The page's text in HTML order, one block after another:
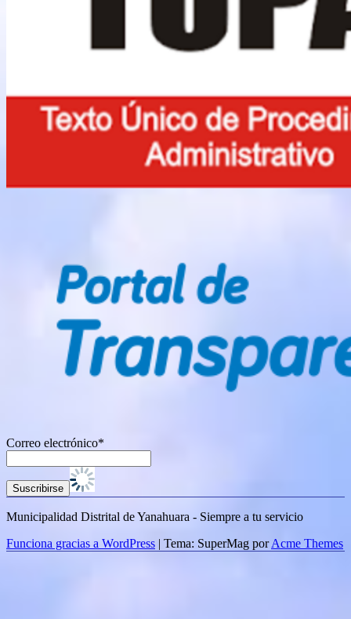
Correo electrónico*
Municipalidad Distrital de Yanahuara - Siempre a tu servicio
Funciona gracias a WordPress | Tema: SuperMag porAcme Themes